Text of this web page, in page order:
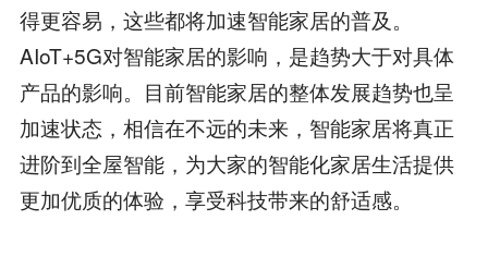
得更容易，这些都将加速智能家居的普及。
AIoT+5G对智能家居的影响，是趋势大于对具体
产品的影响。目前智能家居的整体发展趋势也呈
加速状态，相信在不远的未来，智能家居将真正
进阶到全屋智能，为大家的智能化家居生活提供
更加优质的体验，享受科技带来的舒适感。